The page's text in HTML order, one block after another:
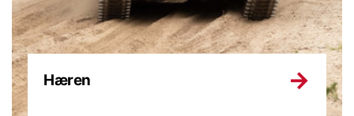
Hæren